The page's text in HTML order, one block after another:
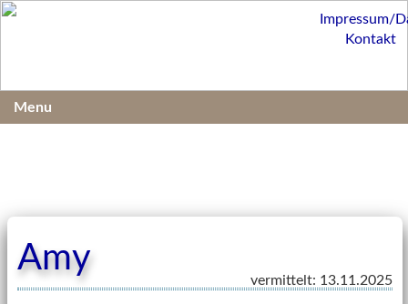
Amy
vermittelt: 13.11.2025
Impressum/
Kontakt
Menu